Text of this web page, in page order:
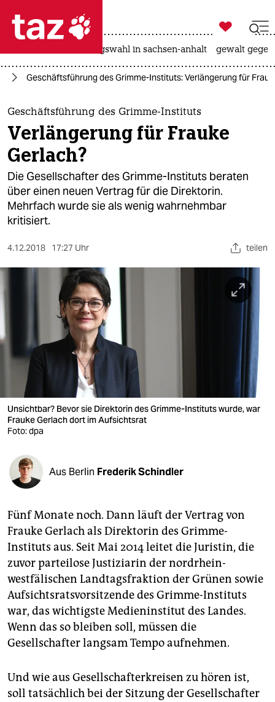
 taz zahl ich
taz zahl ich
themen
politik
öko
gesellschaft
kultur
sport
berlin
verlag
verlag
veranstaltungen
shop
fragen & hilfe
unterstützen
genossenschaft
epaper login

taz zahl ich
landtagswahl in sachsen-anhalt gewalt
Geschäftsführung des Grimme-Instituts: Verlängerung für
Geschäftsführung des Grimme-Instituts
Verlängerung für Frauke
Gerlach?
Die Gesellschafter des Grimme-Instituts beraten
über einen neuen Vertrag für die Direktorin.
Mehrfach wurde sie als wenig wahrnehmbar
kritisiert.
4.12.2018 17:27 Uhr teilen
Unsichtbar? Bevor sie Direktorin des Grimme-Instituts wurde, war
Frauke Gerlach dort im Aufsichtsrat
Foto: dpa
Aus Berlin Frederik Schindler
Fünf Monate noch. Dann läuft der Vertrag von
Frauke Gerlach als Direktorin des Grimme-
Instituts aus. Seit Mai 2014 leitet die Juristin, die
zuvor parteilose Justiziarin der nordrhein-
westfälischen Landtagsfraktion der Grünen sowie
Aufsichtsratsvorsitzende des Grimme-Instituts
war, das wichtigste Medieninstitut des Landes.
Wenn das so bleiben soll, müssen die
Gesellschafter langsam Tempo aufnehmen.
Und wie aus Gesellschafterkreisen zu hören ist,
soll tatsächlich bei der Sitzung der Gesellschafter